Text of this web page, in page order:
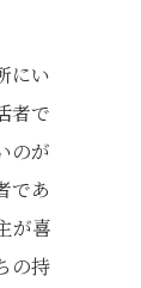
にい
者で
のが
であ
が喜
の持